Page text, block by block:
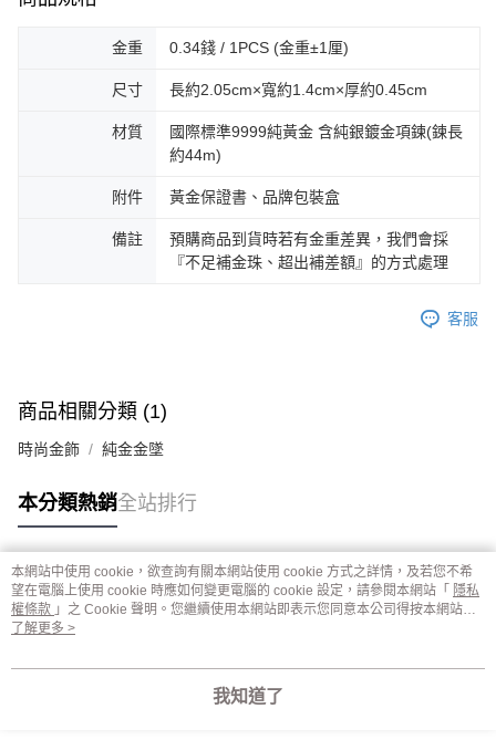
金重 0.34錢 / 1PCS (金重±1厘)
尺寸 長約2.05cm×寬約1.4cm×厚約0.45cm
材質
國際標準9999純黃金 含純銀鍍金項鍊(鍊長
約44m)
附件 黃金保證書、品牌包裝盒
備註
預購商品到貨時若有金重差異，我們會採
『不足補金珠、超出補差額』的方式處理
客服
商品相關分類 (1)
時尚金飾 純金金墜
本分類熱銷全站排行
熱門標籤
本網站中使用 cookie，欲查詢有關本網站使用 cookie 方式之詳情，及若您不希
望在電腦上使用 cookie 時應如何變更電腦的 cookie 設定，請參閱本網站「 隱私
權條款 」之 Cookie 聲明。您繼續使用本網站即表示您同意本公司得按本網站使
用條款之 Cookie 聲明使用 cookie。
了解更多 >
我知道了